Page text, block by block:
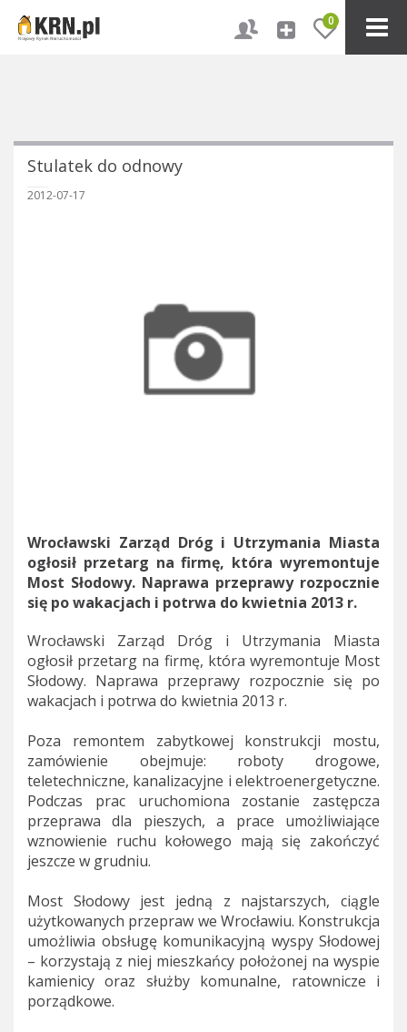
0
Stulatek do odnowy
2012-07-17
Wrocławski Zarząd Dróg i Utrzymania Miasta
ogłosił przetarg na firmę, która wyremontuje
Most Słodowy. Naprawa przeprawy rozpocznie
się po wakacjach i potrwa do kwietnia 2013 r.
Wrocławski Zarząd Dróg i Utrzymania Miasta
ogłosił przetarg na firmę, która wyremontuje Most
Słodowy. Naprawa przeprawy rozpocznie się po
wakacjach i potrwa do kwietnia 2013 r.
Poza remontem zabytkowej konstrukcji mostu,
zamówienie obejmuje: roboty drogowe,
teletechniczne, kanalizacyjne i elektroenergetyczne.
Podczas prac uruchomiona zostanie zastępcza
przeprawa dla pieszych, a prace umożliwiające
wznowienie ruchu kołowego mają się zakończyć
jeszcze w grudniu.
Most Słodowy jest jedną z najstarszych, ciągle
użytkowanych przepraw we Wrocławiu. Konstrukcja
umożliwia obsługę komunikacyjną wyspy Słodowej
– korzystają z niej mieszkańcy położonej na wyspie
kamienicy oraz służby komunalne, ratownicze i
porządkowe.